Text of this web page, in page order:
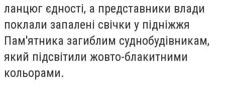
ланцюг єдності, а представники влади
поклали запалені свічки у підніжжя
Пам'ятника загиблим суднобудівникам,
який підсвітили жовто-блакитними
кольорами.